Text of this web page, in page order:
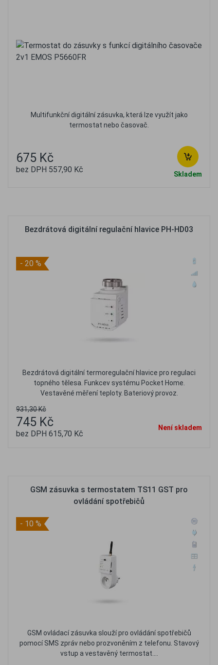
Multifunkční digitální zásuvka, která lze využít jako
termostat nebo časovač.
675 Kč
bez DPH 557,90 Kč Skladem
Bezdrátová digitální regulační hlavice PH-HD03
- 20 %
Bezdrátová digitální termoregulační hlavice pro regulaci
topného tělesa. Funkcev systému Pocket Home.
Vestavěné měření teploty. Bateriový provoz.
931,30 Kč
745 Kč
bez DPH 615,70 Kč
Není skladem
GSM zásuvka s termostatem TS11 GST pro
ovládání spotřebičů
- 10 %
GSM ovládací zásuvka slouží pro ovládání spotřebičů
pomocí SMS zpráv nebo prozvoněním z telefonu. Stavový
vstup a vestavěný termostat....